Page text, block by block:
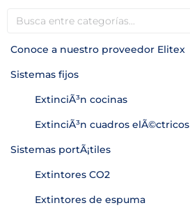
Conoce a nuestro proveedor Elitex
Sistemas fijos
ExtinciÃ³n cocinas
ExtinciÃ³n cuadros elÃ©ctricos
Sistemas portÃ¡tiles
Extintores CO2
Extintores de espuma